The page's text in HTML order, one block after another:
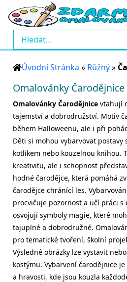
Úvodní Stránka » Růžný»
Omalovánky Čarodějnice
Omalovánky Čarodějnice vtahují
tajemství a dobrodružství. Motiv
během Halloweenu, ale i při
Děti si mohou vybarvovat postavy
kotlíkem nebo kouzelnou knihou.
kreativitu, ale i schopnost
hodné čarodějce, která pomáhá
čarodějce chránící les.
procvičuje pozornost a učí práci s
osvojují symboly magie, které
tajuplné a dobrodružné.
pro tematické tvoření, školní
Výsledné obrázky lze vystavit
kostýmu. Vybarvení čarodějnice
a hravosti, kde jsou kouzla